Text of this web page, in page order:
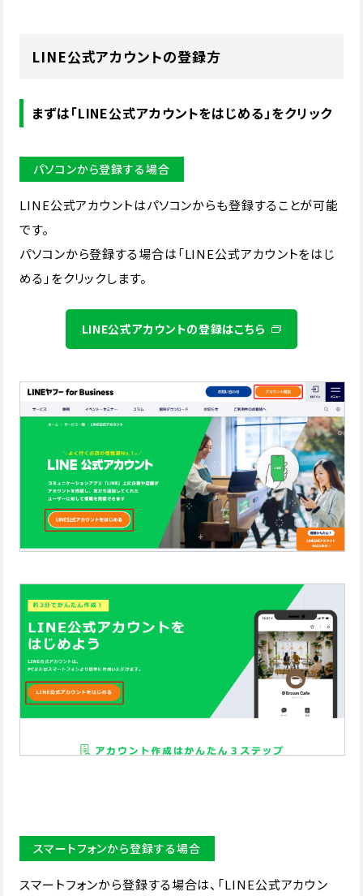
LINE公式アカウントの登録方
まずは「LINE公式アカウントをはじめる」をクリック
パソコンから登録する場合
LINE公式アカウントはパソコンからも登録することが可能
です。
パソコンから登録する場合は「LINE公式アカウントをはじ
める」をクリックします。
LINE公式アカウントの登録はこちら
スマートフォンから登録する場合
スマートフォンから登録する場合は、「LINE公式アカウン